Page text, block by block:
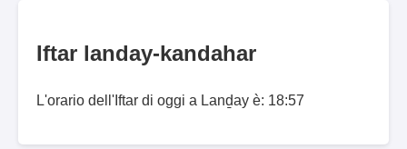
Iftar landay-kandahar
L'orario dell'Iftar di oggi a Lanḏay è: 18:57